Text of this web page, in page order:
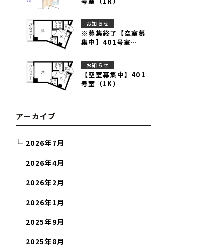
お知らせ
※募集終了【空室募
集中】401号室
お知らせ
【空室募集中】401
号室（1K）
アーカイブ
2026年7月
2026年4月
2026年2月
2026年1月
2025年9月
2025年8月